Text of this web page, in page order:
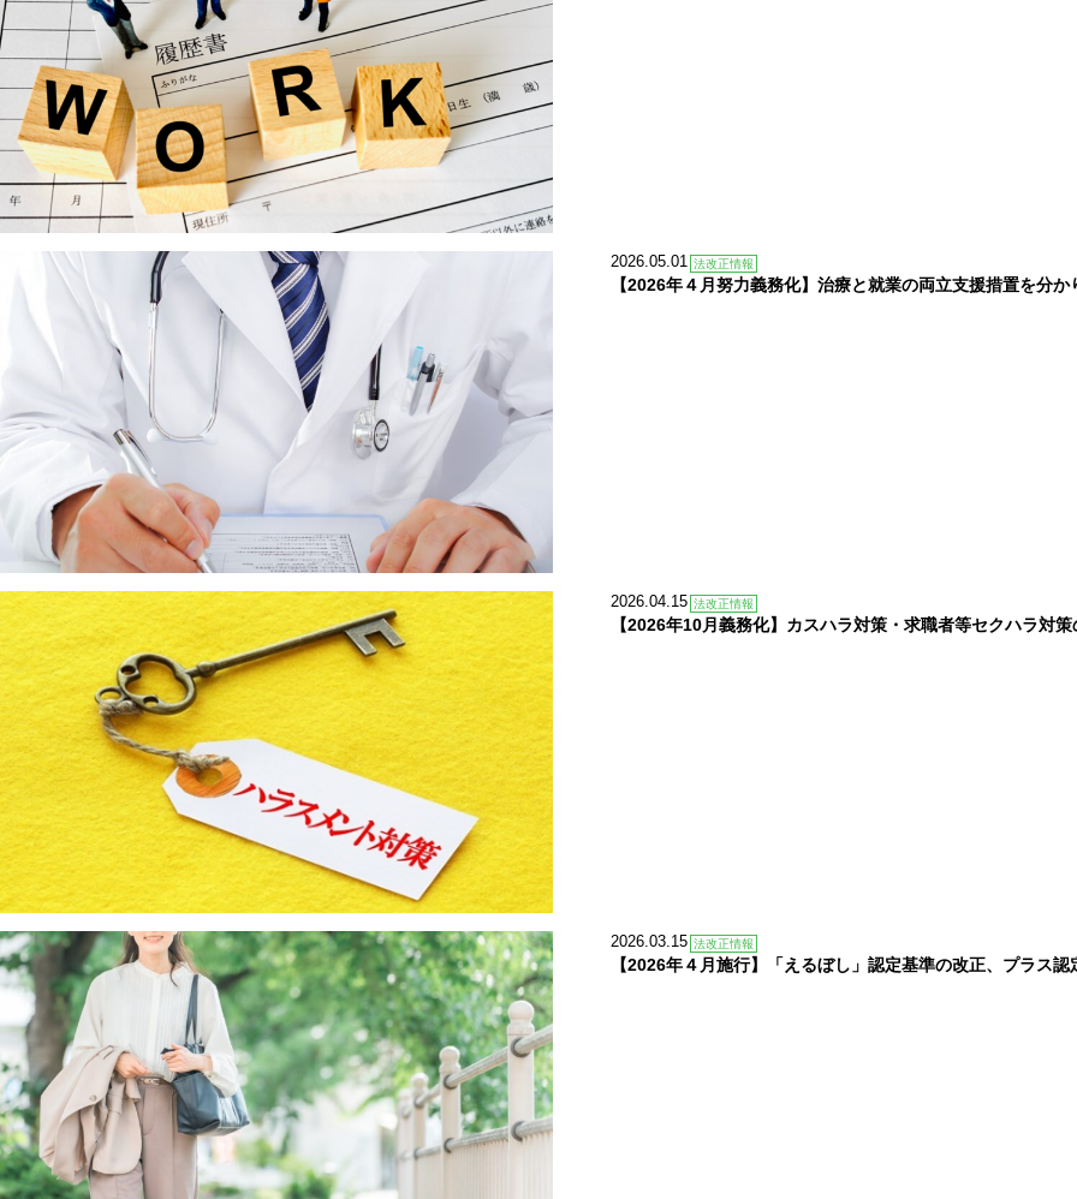
2026.05.01 法改正情報
【2026年４月努力義務化】治療と就業の両立支援措置を分か
2026.04.15 法改正情報
【2026年10月義務化】カスハラ対策・求職者等セクハラ対
2026.03.15 法改正情報
【2026年４月施行】「えるぼし」認定基準の改正、プラ